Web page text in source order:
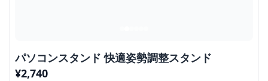
パソコンスタンド 快適姿勢調整スタンド
¥2,740